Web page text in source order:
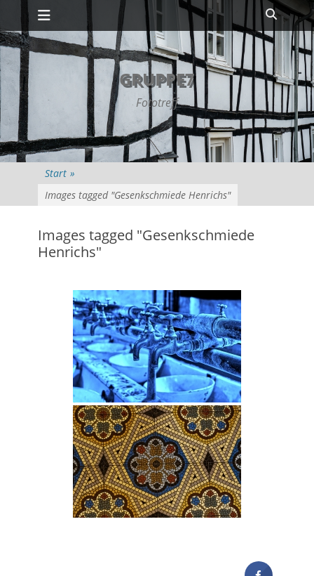
Zum
Inhalt
springen
Primäres Menü
GRUPPE7
Fototreff
Start »
Images tagged "Gesenkschmiede Henrichs"
Images tagged "Gesenkschmiede
Henrichs"